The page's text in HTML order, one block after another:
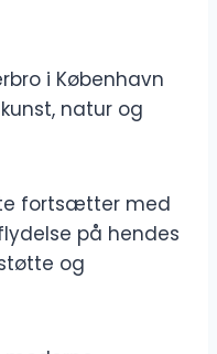
i København
natur og
fortsætter med
på hendes
og